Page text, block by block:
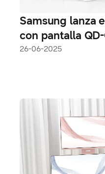
Samsung lanza
con pantalla
de IA
26-06-2025